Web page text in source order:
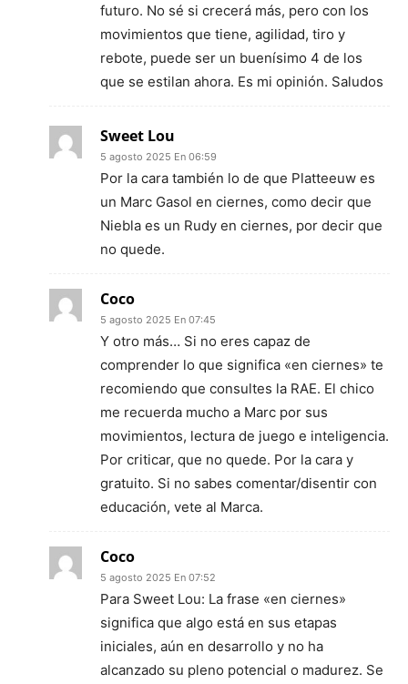
futuro. No sé si crecerá más, pero con los
movimientos que tiene, agilidad, tiro y
rebote, puede ser un buenísimo 4 de los
que se estilan ahora. Es mi opinión. Saludos
Sweet Lou
5 agosto 2025 En 06:59
Por la cara también lo de que Platteeuw es
un Marc Gasol en ciernes, como decir que
Niebla es un Rudy en ciernes, por decir que
no quede.
Coco
5 agosto 2025 En 07:45
Y otro más… Si no eres capaz de
comprender lo que significa «en ciernes» te
recomiendo que consultes la RAE. El chico
me recuerda mucho a Marc por sus
movimientos, lectura de juego e inteligencia.
Por criticar, que no quede. Por la cara y
gratuito. Si no sabes comentar/disentir con
educación, vete al Marca.
Coco
5 agosto 2025 En 07:52
Para Sweet Lou: La frase «en ciernes»
significa que algo está en sus etapas
iniciales, aún en desarrollo y no ha
alcanzado su pleno potencial o madurez. Se